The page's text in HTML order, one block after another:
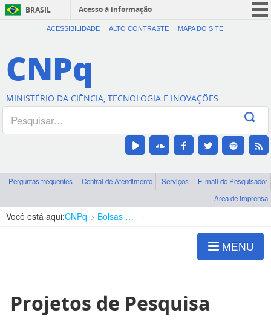
BRASIL
Acesso à informação
CORONAVÍRUS (COVID-19)
Canais
ACESSIBILIDADE ALTO CONTRASTE MAPA DO SITE
CNPq
MINISTÉRIO DA CIÊNCIA, TECNOLOGIA E INOVAÇÕES
Perguntas frequentes Central de Atendimento Serviços
E-mail do Pesquisador
Área de imprensa
Você está aqui:CNPq Bolsas e Auxílios Vigentes
MENU
Projetos de Pesquisa